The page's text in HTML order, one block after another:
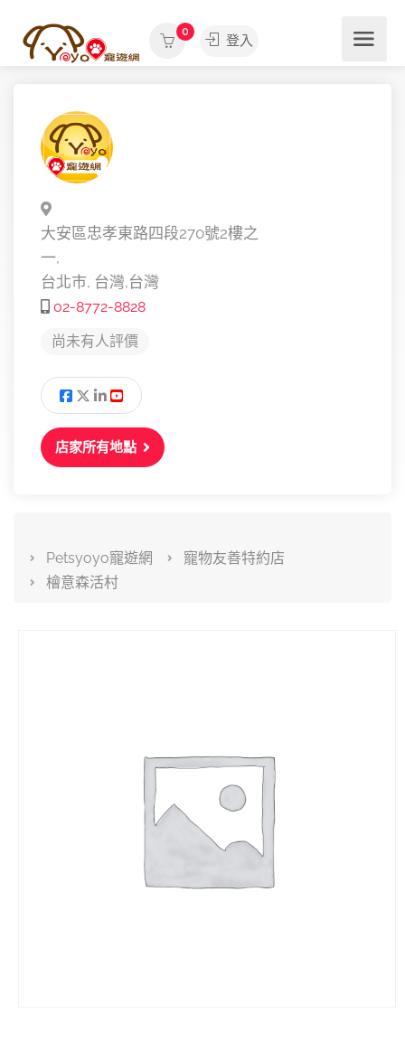
0
登入
大安區忠孝東路四段270號2樓之
一,
台北市, 台灣,台灣
02-8772-8828
尚未有人評價
店家所有地點
Petsyoyo寵遊網
寵物友善特約店
檜意森活村